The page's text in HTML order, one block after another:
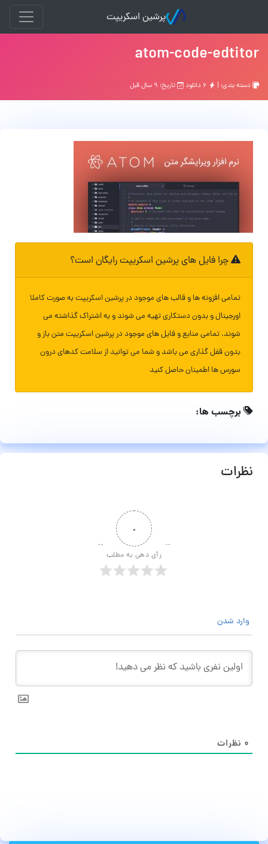
پرشین اسکریپت
atom-code-edtitor
دسته بندی: | تاریخ: ۹ سال قبل
چرا فایل های پرشین اسکریپت رایگان است؟
تمامی افزونه ها و قالب های موجود در پرشین اسکریپت به صورت کاملا
اورجینال و بدون دستکاری تهیه می شوند و به اشتراک گذاشته می
شوند. تمامی منابع و فایل های موجود در پرشین اسکریپت متن باز و
بدون قفل گذاری می باشد و شما می توانید از سلامت کدهای درون
سورس ها اطمینان حاصل کنید
برچسب ها:
نظرات
۰
رأی دهی به مطلب
وارد شدن
۰ نظرات